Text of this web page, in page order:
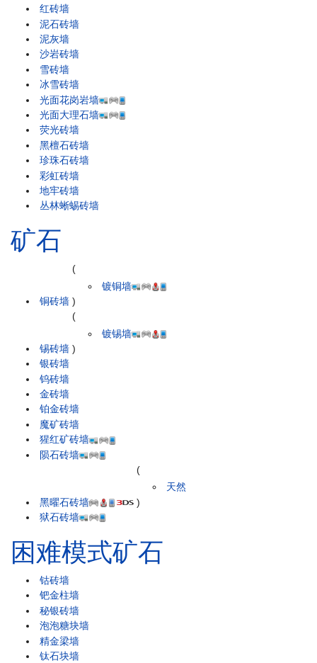
红砖墙
泥石砖墙
泥灰墙
沙岩砖墙
雪砖墙
冰雪砖墙
光面花岗岩墙
光面大理石墙
荧光砖墙
黑檀石砖墙
珍珠石砖墙
彩虹砖墙
地牢砖墙
丛林蜥蜴砖墙
矿石
铜砖墙
(
镀铜墙
)
锡砖墙
(
镀锡墙
)
银砖墙
钨砖墙
金砖墙
铂金砖墙
魔矿砖墙
猩红矿砖墙
陨石砖墙
黑曜石砖墙
(
天然
)
狱石砖墙
困难模式矿石
钴砖墙
钯金柱墙
秘银砖墙
泡泡糖块墙
精金梁墙
钛石块墙